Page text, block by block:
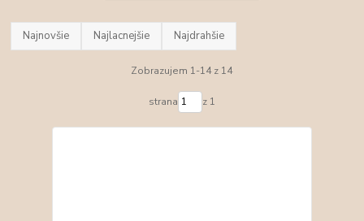
Najnovšie Najlacnejšie Najdrahšie
Zobrazujem 1-14 z 14
strana z 1